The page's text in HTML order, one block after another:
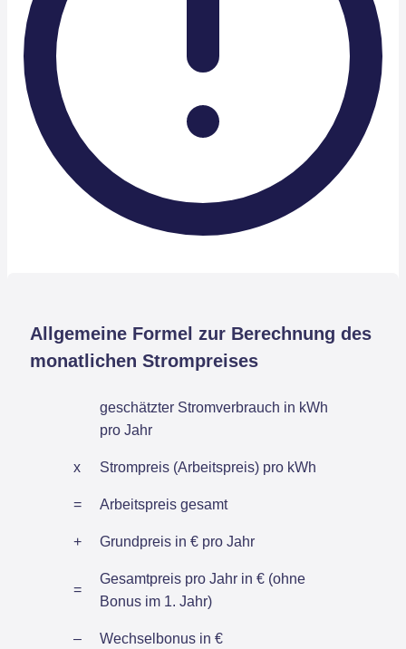
Allgemeine Formel zur Berechnung des
monatlichen Strompreises
geschätzter Stromverbrauch in kWh
pro Jahr
x Strompreis (Arbeitspreis) pro kWh
= Arbeitspreis gesamt
+ Grundpreis in € pro Jahr
=
Gesamtpreis pro Jahr in € (ohne
Bonus im 1. Jahr)
– Wechselbonus in €